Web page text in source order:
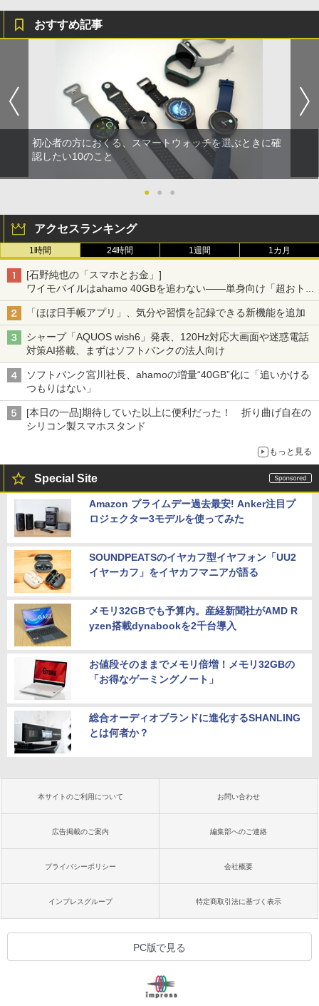
おすすめ記事
初心者の方におくる、スマートウォッチを選ぶときに確
認したい10のこと
● ● ●
アクセスランキング
1時間 24時間 1週間 1カ月
[石野純也の「スマホとお金」]
ワイモバイルはahamo 40GBを追わない――単身向け「超おトク
割」の安さと1年限定の注意点
「ほぼ日手帳アプリ」、気分や習慣を記録できる新機能を追加
シャープ「AQUOS wish6」発表、120Hz対応大画面や迷惑電話
対策AI搭載、まずはソフトバンクの法人向け
ソフトバンク宮川社長、ahamoの増量“40GB”化に「追いかける
つもりはない」
[本日の一品]期待していた以上に便利だった！ 折り曲げ自在の
シリコン製スマホスタンド
もっと見る
Special Site
Amazon プライムデー過去最安! Anker注目プ
ロジェクター3モデルを使ってみた
SOUNDPEATSのイヤカフ型イヤフォン「UU2
イヤーカフ」をイヤカフマニアが語る
メモリ32GBでも予算内。産経新聞社がAMD R
yzen搭載dynabookを2千台導入
お値段そのままでメモリ倍増！メモリ32GBの
「お得なゲーミングノート」
総合オーディオブランドに進化するSHANLING
とは何者か？
本サイトのご利用について お問い合わせ
広告掲載のご案内 編集部へのご連絡
プライバシーポリシー 会社概要
インプレスグループ 特定商取引法に基づく表示
PC版で見る